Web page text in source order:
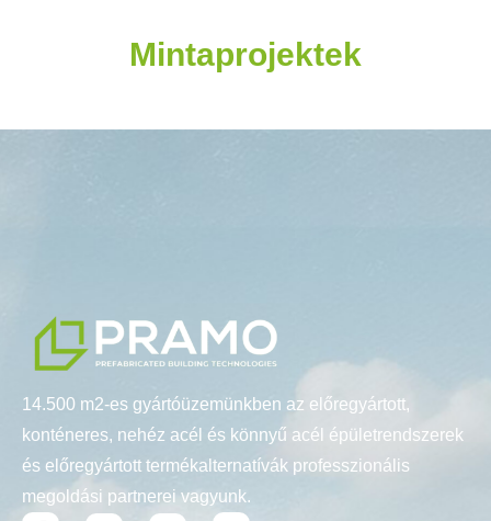
Mintaprojektek
14.500 m2-es gyártóüzemünkben az előregyártott,
konténeres, nehéz acél és könnyű acél épületrendszerek
és előregyártott termékalternatívák professzionális
megoldási partnerei vagyunk.